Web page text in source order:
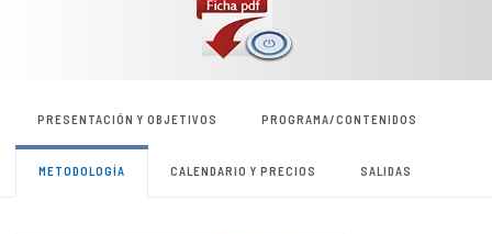
PRESENTACIÓN Y OBJETIVOS PROGRAMA/CONTENIDOS
METODOLOGÍA CALENDARIO Y PRECIOS SALIDAS